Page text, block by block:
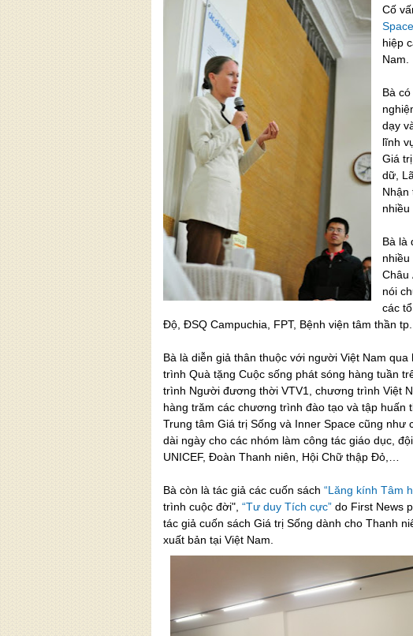
Cố
Space
hiệp
Nam.
Bà
dạy
lĩnh
Giá
dữ,
Nhận
nhiều
Bà là
Châu
nói
các
Độ, ĐSQ Campuchia, FPT, Bệnh viện tâm thần
Bà là diễn giả thân thuộc với người Việt Nam
trình Quà tặng Cuộc sống phát sóng hàng tuần
trình Người đương thời VTV1, chương trình Việt
hàng trăm các chương trình đào tạo và tập huấn
Trung tâm Giá trị Sống và Inner Space cũng như
dài ngày cho các nhóm làm công tác giáo dục,
UNICEF, Đoàn Thanh niên, Hội Chữ thập Đỏ,…
Bà còn là tác giả các cuốn sách “Lăng kính Tâm
trình cuộc đời", “Tư duy Tích cực” do First News
tác giả cuốn sách Giá trị Sống dành cho Thanh
xuất bản tại Việt Nam.